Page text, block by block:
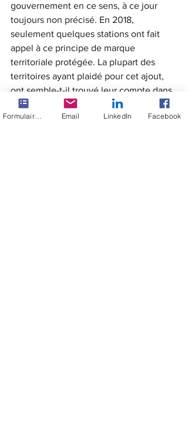
gouvernement en ce sens, à ce jour
toujours non précisé. En 2018,
seulement quelques stations ont fait
appel à ce principe de marque
territoriale protégée. La plupart des
territoires ayant plaidé pour cet ajout,
ont semble-t-il trouvé leur compte dans
la possibilité laissée par la loi montagne
de conserver un office de tourisme
Formulaire de contact Email LinkedIn Facebook